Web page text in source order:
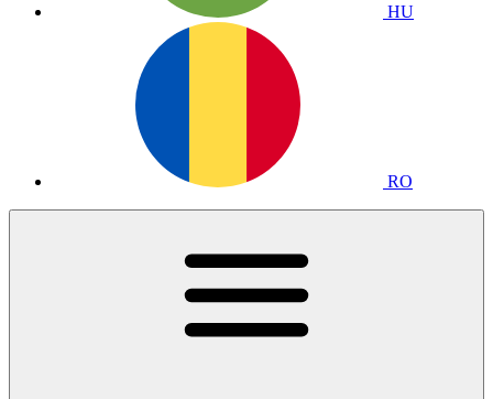
HU
RO